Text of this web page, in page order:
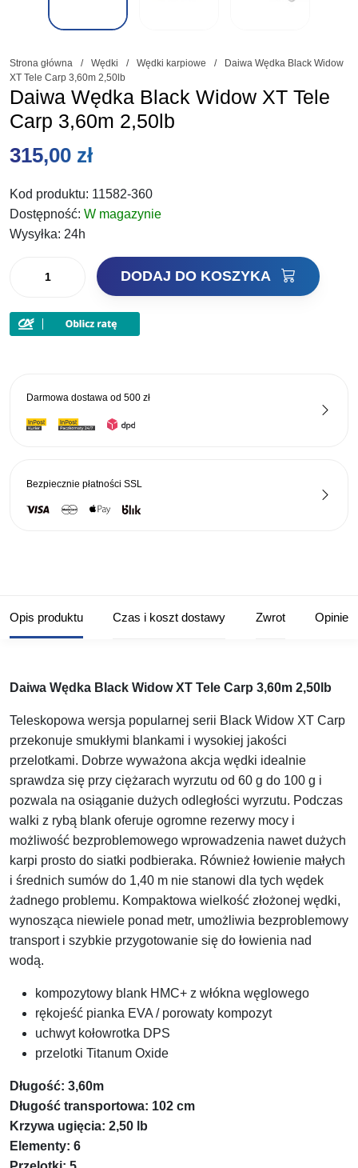
Strona główna / Wędki / Wędki karpiowe /
Daiwa Wędka Black Widow
XT Tele Carp 3,60m 2,50lb
Daiwa Wędka Black Widow XT Tele
Carp 3,60m 2,50lb
315,00 zł
Kod produktu: 11582-360
Dostępność: W magazynie
Wysyłka: 24h
Daiwa
Black
Carp
3,60m
DODAJ DO KOSZYKA
Darmowa dostawa od 500 zł
Bezpiecznie płatności SSL
Opis produktu Czas i koszt dostawy Zwrot Opinie
Daiwa Wędka Black Widow XT Tele Carp 3,60m 2,50lb
Teleskopowa wersja popularnej serii Black Widow XT Carp
przekonuje smukłymi blankami i wysokiej jakości
przelotkami. Dobrze wyważona akcja wędki idealnie
sprawdza się przy ciężarach wyrzutu od 60 g do 100 g i
pozwala na osiąganie dużych odległości wyrzutu. Podczas
walki z rybą blank oferuje ogromne rezerwy mocy i
możliwość bezproblemowego wprowadzenia nawet dużych
karpi prosto do siatki podbieraka. Również łowienie małych
i średnich sumów do 1,40 m nie stanowi dla tych wędek
żadnego problemu. Kompaktowa wielkość złożonej wędki,
wynosząca niewiele ponad metr, umożliwia bezproblemowy
transport i szybkie przygotowanie się do łowienia nad
wodą.
kompozytowy blank HMC+ z włókna węglowego
rękojeść pianka EVA / porowaty kompozyt
uchwyt kołowrotka DPS
przelotki Titanum Oxide
Długość: 3,60m
Długość transportowa: 102 cm
Krzywa ugięcia: 2,50 lb
Elementy: 6